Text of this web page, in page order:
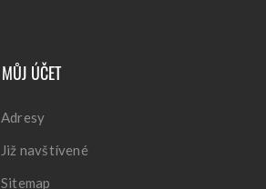
MŮJ ÚČET
Adresy
Již navštívené
Sitemap